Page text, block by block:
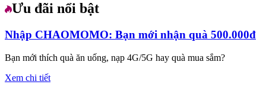
Ưu đãi nổi bật
Nhập CHAOMOMO: Bạn mới nhận quà 500.000đ
Bạn mới thích quà ăn uống, nạp 4G/5G hay quà mua sắm?
Xem chi tiết